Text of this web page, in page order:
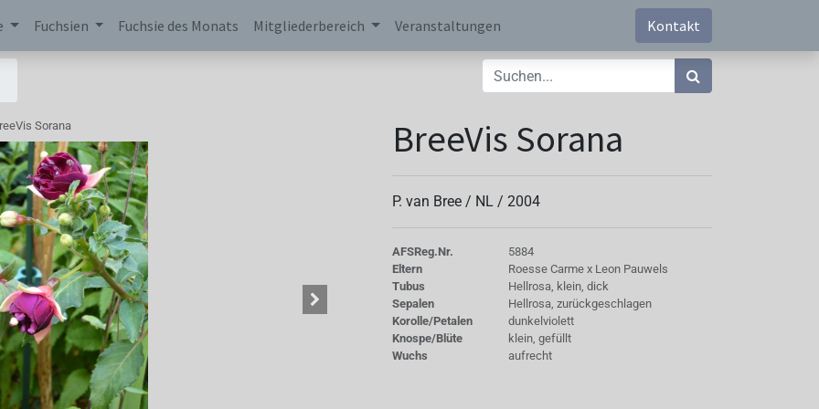
Fuchsien Fuchsie des Monats Mitgliederbereich Veranstaltungen Kontakt
Sorana BreeVis Sorana
P. van Bree / NL / 2004
AFSReg.Nr.
5884
Eltern
Roesse Carme x Leon Pauwels
Tubus
Hellrosa, klein, dick
Sepalen
Hellrosa, zurückgeschlagen
Korolle/Petalen
dunkelviolett
Knospe/Blüte
klein, gefüllt
Wuchs
aufrecht